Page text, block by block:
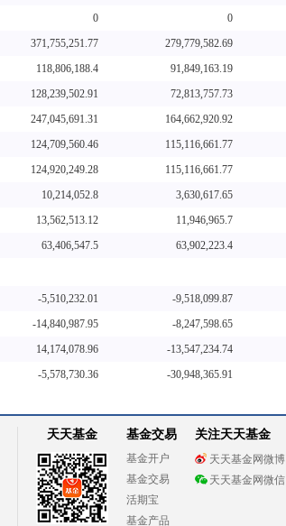
0 0
371,755,251.77 279,779,582.69
118,806,188.4 91,849,163.19
128,239,502.91 72,813,757.73
247,045,691.31 164,662,920.92
124,709,560.46 115,116,661.77
124,920,249.28 115,116,661.77
10,214,052.8 3,630,617.65
13,562,513.12 11,946,965.7
63,406,547.5 63,902,223.4
-5,510,232.01 -9,518,099.87
-14,840,987.95 -8,247,598.65
14,174,078.96 -13,547,234.74
-5,578,730.36 -30,948,365.91
天天基金 基金交易
基金开户
基金交易
活期宝
基金产品
关注天天基金
天天基金网微博
天天基金网微信